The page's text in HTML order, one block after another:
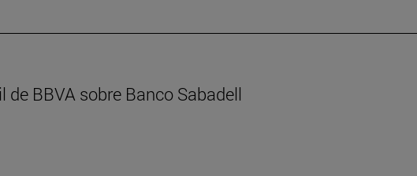
BBVA sobre Banco Sabadell